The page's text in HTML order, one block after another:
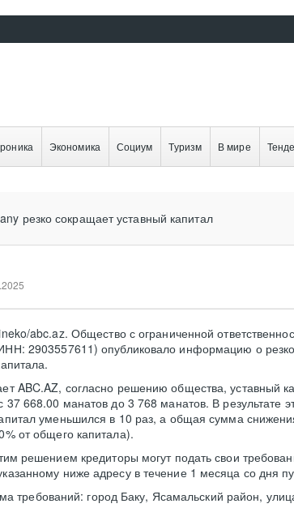
Экономика Социум Туризм В мире
резко сокращает уставный капитал
abc.az. Общество с ограниченной
2903557611) опубликовало информацию о
ABC.AZ, согласно решению общества, уставный
668.00 манатов до 3 768 манатов. В результате
уменьшился в 10 раз, а общая сумма
от общего капитала).
решением кредиторы могут подать свои
ниже адресу в течение 1 месяца со дня
требований: город Баку, Ясамальский район,